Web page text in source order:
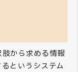
肢から求める情報
というシステム